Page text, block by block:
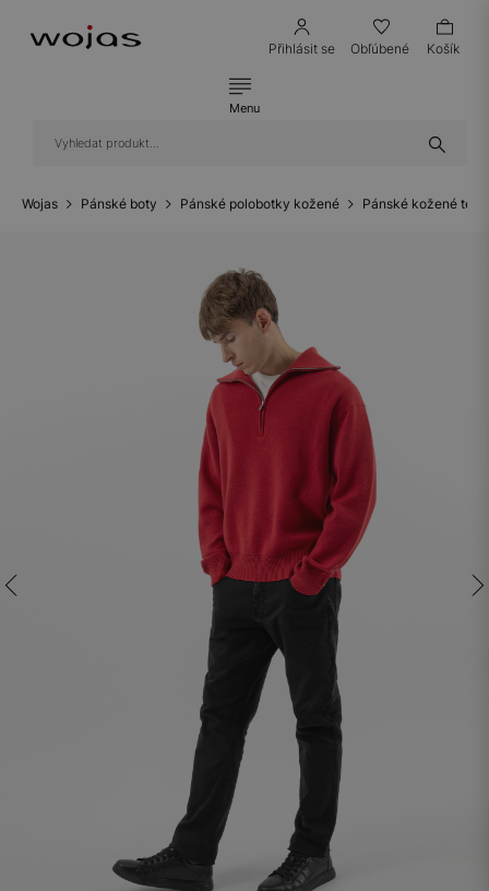
Přihlásit se Obľúbené Košík
Menu
Wojas Pánské boty Pánské polobotky kožené Pánské kožené